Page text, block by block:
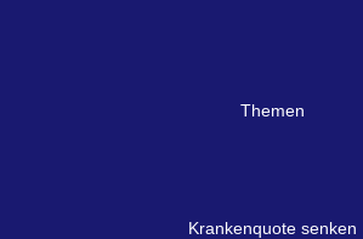
Themen
Krankenquote senken